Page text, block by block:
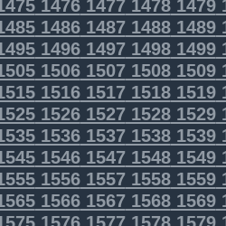
1476147714781479
1486148714881489
1496149714981499
1506150715081509
1516151715181519
1526152715281529
1536153715381539
1546154715481549
1556155715581559
1566156715681569